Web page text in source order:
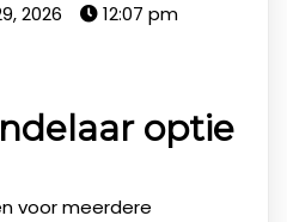
2026 12:07 pm
optie
voor meerdere